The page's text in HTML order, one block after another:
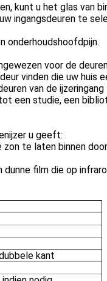
kunt u het glas van
ingangsdeuren te
onderhoudshoofdpijn.
voor de
vinden die uw huis
van de
een studie, een
u geeft:
te laten binnen
dunne film die op
kant